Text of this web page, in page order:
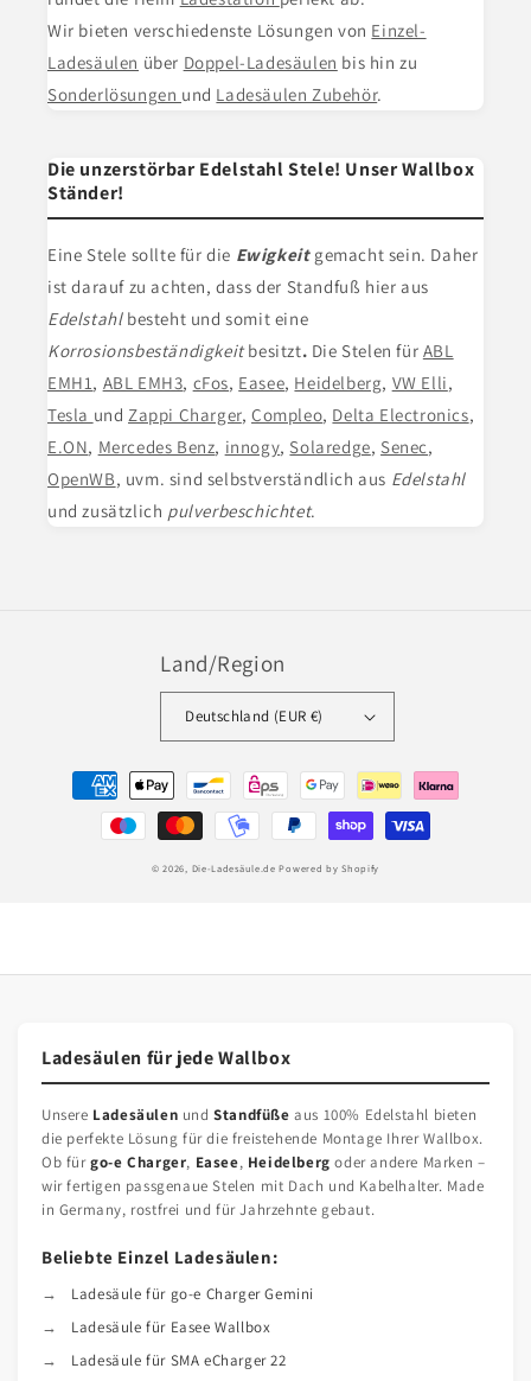
Wir bieten verschiedenste Lösungen von Einzel-
Ladesäulen über Doppel-Ladesäulen bis hin zu
Sonderlösungen und Ladesäulen Zubehör.
Die unzerstörbar Edelstahl Stele! Unser Wallbox
Ständer!
Eine Stele sollte für die Ewigkeit gemacht sein. Daher
ist darauf zu achten, dass der Standfuß hier aus
Edelstahlbesteht und somit eine
Korrosionsbeständigkeitbesitzt. Die Stelen für ABL
EMH1 , ABL EMH3, cFos, Easee, Heidelberg, VW Elli,
Tesla und Zappi Charger,Compleo, Delta Electronics,
E.ON, Mercedes Benz, innogy, Solaredge, Senec,
OpenWB, uvm. sind selbstverständlich aus Edelstahl
und zusätzlich pulverbeschichtet.
Land/Region
Deutschland (EUR €)
Zahlungsmethoden
© 2026, Die-Ladesäule.de Powered by Shopify
Ladesäulen für jede Wallbox
Unsere Ladesäulen undStandfüße aus 100% Edelstahl bieten
die perfekte Lösung für die freistehende Montage Ihrer Wallbox.
Ob fürgo-e Charger, Easee, Heidelberg oder andere Marken –
wir fertigen passgenaue Stelen mit Dach und Kabelhalter. Made
in Germany, rostfrei und für Jahrzehnte gebaut.
Beliebte Einzel Ladesäulen:
Ladesäule für go-e Charger Gemini
Ladesäule für Easee Wallbox
Ladesäule für SMA eCharger 22